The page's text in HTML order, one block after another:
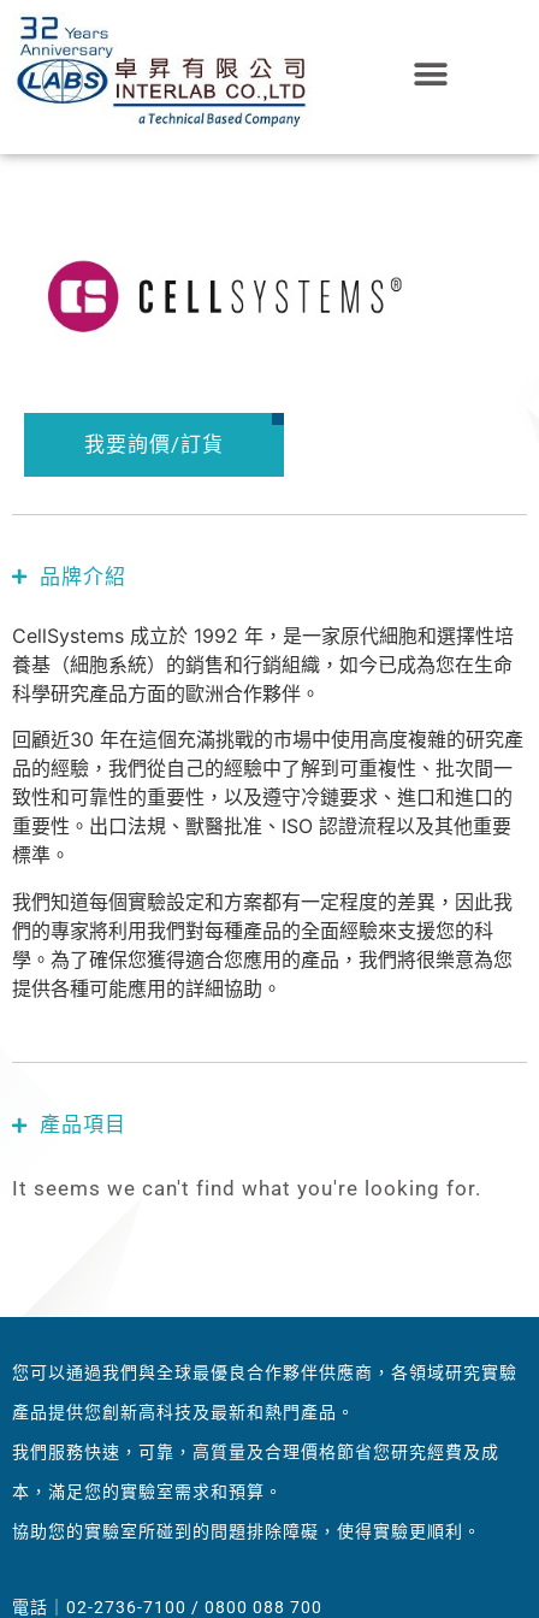
我要詢價/訂貨
品牌介紹
CellSystems 成立於 1992 年，是一家原代細胞和選擇性培
養基（細胞系統）的銷售和行銷組織，如今已成為您在生命
科學研究產品方面的歐洲合作夥伴。
回顧近30 年在這個充滿挑戰的市場中使用高度複雜的研究產
品的經驗，我們從自己的經驗中了解到可重複性、批次間一
致性和可靠性的重要性，以及遵守冷鏈要求、進口和進口的
重要性。出口法規、獸醫批准、ISO 認證流程以及其他重要
標準。
我們知道每個實驗設定和方案都有一定程度的差異，因此我
們的專家將利用我們對每種產品的全面經驗來支援您的科
學。為了確保您獲得適合您應用的產品，我們將很樂意為您
提供各種可能應用的詳細協助。
產品項目
It seems we can't find what you're looking for.
您可以通過我們與全球最優良合作夥伴供應商，各領域研究實驗
產品提供您創新高科技及最新和熱門產品。
我們服務快速，可靠，高質量及合理價格節省您研究經費及成
本，滿足您的實驗室需求和預算。
協助您的實驗室所碰到的問題排除障礙，使得實驗更順利。
電話｜02-2736-7100 / 0800 088 700